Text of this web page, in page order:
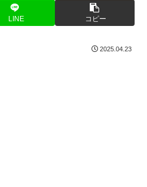
LINE コピー
2025.04.23